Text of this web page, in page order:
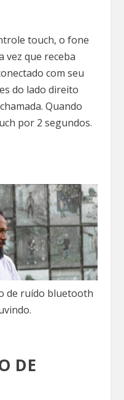
touch, o fone
vez que receba
com seu
do lado direito
Quando
por 2 segundos.
de ruído bluetooth
DE